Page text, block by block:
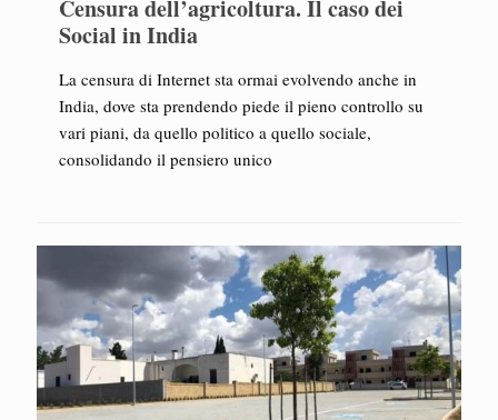
Censura dell’agricoltura. Il caso dei
Social in India
La censura di Internet sta ormai evolvendo anche in
India, dove sta prendendo piede il pieno controllo su
vari piani, da quello politico a quello sociale,
consolidando il pensiero unico